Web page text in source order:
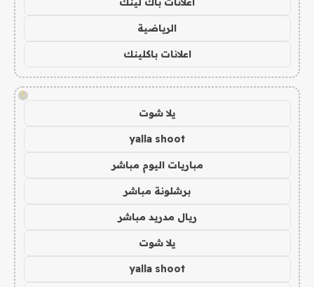
الرياضية
اعلانات باكلينك
!
يلا شوت
yalla shoot
مباريات اليوم مباشر
برشلونة مباشر
ريال مدريد مباشر
يلا شوت
yalla shoot